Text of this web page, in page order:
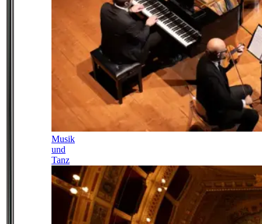
Musik
und
Tanz